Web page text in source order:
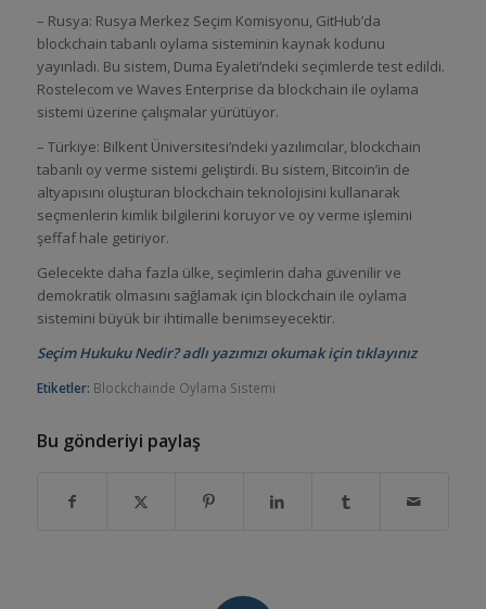
– Rusya: Rusya Merkez Seçim Komisyonu, GitHub’da
blockchain tabanlı oylama sisteminin kaynak kodunu
yayınladı. Bu sistem, Duma Eyaleti’ndeki seçimlerde test edildi.
Rostelecom ve Waves Enterprise da blockchain ile oylama
sistemi üzerine çalışmalar yürütüyor.
– Türkiye: Bilkent Üniversitesi’ndeki yazılımcılar, blockchain
tabanlı oy verme sistemi geliştirdi. Bu sistem, Bitcoin’in de
altyapısını oluşturan blockchain teknolojisini kullanarak
seçmenlerin kimlik bilgilerini koruyor ve oy verme işlemini
şeffaf hale getiriyor.
Gelecekte daha fazla ülke, seçimlerin daha güvenilir ve
demokratik olmasını sağlamak için blockchain ile oylama
sistemini büyük bir ihtimalle benimseyecektir.
Seçim Hukuku Nedir? adlı yazımızı okumak için tıklayınız
Etiketler: Blockchainde Oylama Sistemi
Bu gönderiyi paylaş